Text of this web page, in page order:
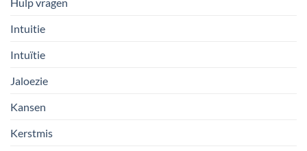
Intuitie
Intuïtie
Jaloezie
Kansen
Kerstmis